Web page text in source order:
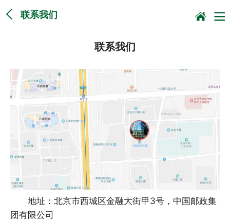
联系我们
联系我们
地址：北京市西城区金融大街甲3号，中国邮政集
团有限公司